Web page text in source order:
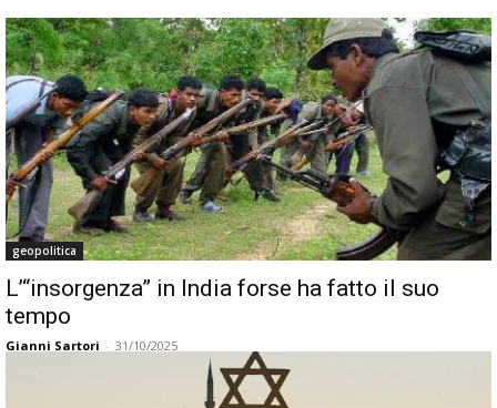
geopolitica
L’“insorgenza” in India forse ha fatto il suo
tempo
Gianni Sartori - 31/10/2025